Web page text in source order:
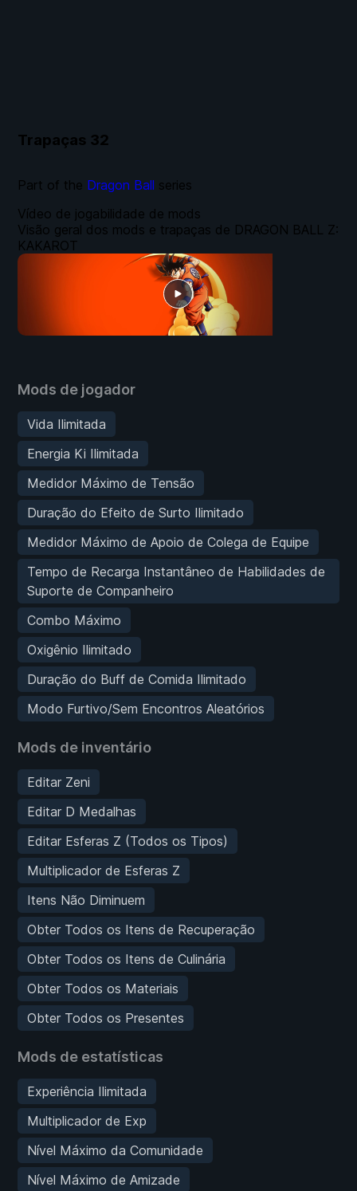
Trapaças 32
Mods de jogador
Vida Ilimitada
Energia Ki Ilimitada
Medidor Máximo de Tensão
Duração do Efeito de Surto Ilimitado
Medidor Máximo de Apoio de Colega de Equipe
Tempo de Recarga Instantâneo de Habilidades de
Suporte de Companheiro
Combo Máximo
Oxigênio Ilimitado
Duração do Buff de Comida Ilimitado
Modo Furtivo/Sem Encontros Aleatórios
Mods de inventário
Editar Zeni
Editar D Medalhas
Editar Esferas Z (Todos os Tipos)
Multiplicador de Esferas Z
Itens Não Diminuem
Obter Todos os Itens de Recuperação
Obter Todos os Itens de Culinária
Obter Todos os Materiais
Obter Todos os Presentes
Mods de estatísticas
Experiência Ilimitada
Multiplicador de Exp
Nível Máximo da Comunidade
Nível Máximo de Amizade
Vídeo de jogabilidade de mods
Visão geral dos mods e trapaças de DRAGON BALL Z:
KAKAROT
Part of the Dragon Ball series